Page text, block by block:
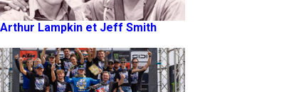
Arthur Lampkin et Jeff Smith